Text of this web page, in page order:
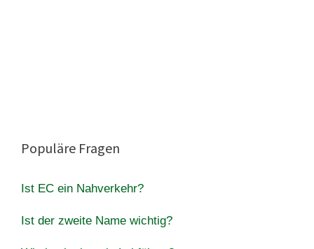
Populäre Fragen
Ist EC ein Nahverkehr?
Ist der zweite Name wichtig?